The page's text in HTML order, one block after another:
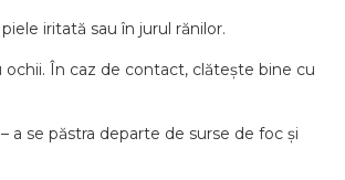
iritată sau în jurul rănilor.
În caz de contact, clătește bine cu
a se păstra departe de surse de foc și